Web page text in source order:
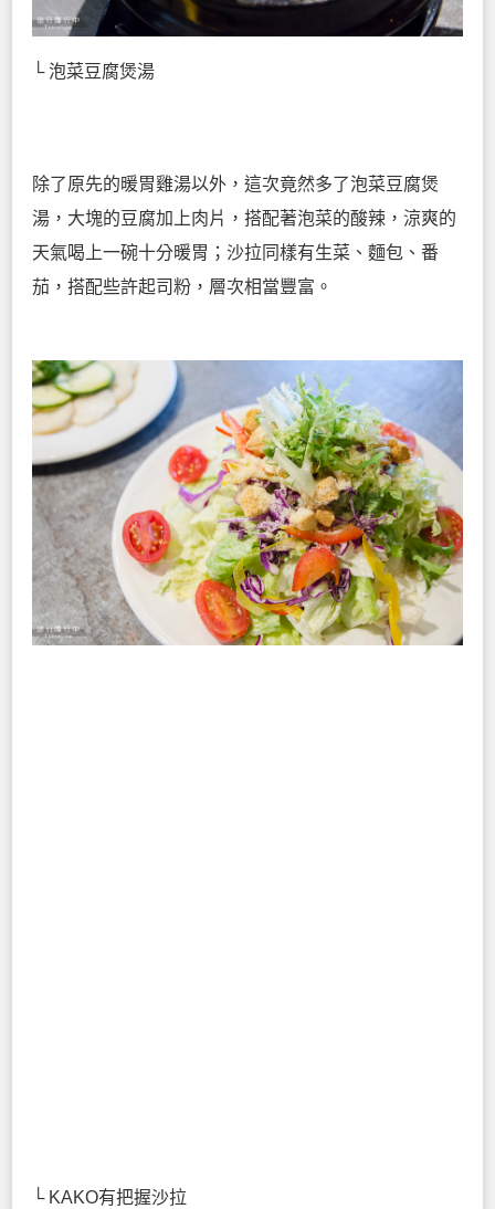
└ 泡菜豆腐煲湯
除了原先的暖胃雞湯以外，這次竟然多了泡菜豆腐煲
湯，大塊的豆腐加上肉片，搭配著泡菜的酸辣，涼爽的
天氣喝上一碗十分暖胃；沙拉同樣有生菜、麵包、番
茄，搭配些許起司粉，層次相當豐富。
└ KAKO有把握沙拉